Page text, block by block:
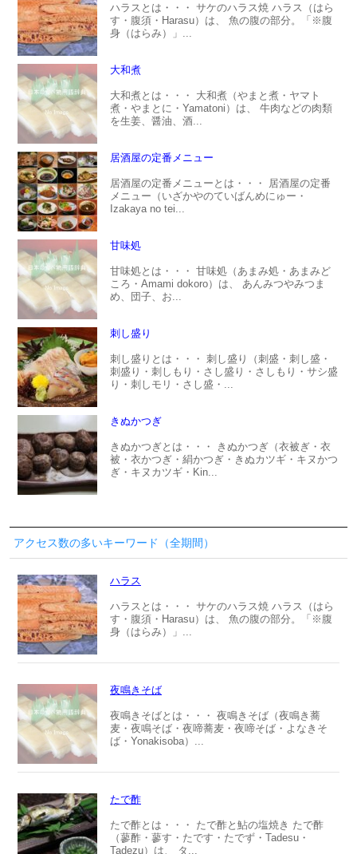
ハラスとは・・・ サケのハラス焼 ハラス（はら
す・腹須・Harasu）は、 魚の腹の部分。「※腹
身（はらみ）」...
大和煮
大和煮とは・・・ 大和煮（やまと煮・ヤマト
煮・やまとに・Yamatoni）は、 牛肉などの肉類
を生姜、醤油、酒...
居酒屋の定番メニュー
居酒屋の定番メニューとは・・・ 居酒屋の定番
メニュー（いざかやのていばんめにゅー・
Izakaya no tei...
甘味処
甘味処とは・・・ 甘味処（あまみ処・あまみど
ころ・Amami dokoro）は、 あんみつやみつま
め、団子、お...
刺し盛り
刺し盛りとは・・・ 刺し盛り（刺盛・刺し盛・
刺盛り・刺しもり・さし盛り・さしもり・サシ盛
り・刺しモリ・さし盛・...
きぬかつぎ
きぬかつぎとは・・・ きぬかつぎ（衣被ぎ・衣
被・衣かつぎ・絹かつぎ・きぬカツギ・キヌかつ
ぎ・キヌカツギ・Kin...
アクセス数の多いキーワード（全期間）
ハラス
ハラスとは・・・ サケのハラス焼 ハラス（はら
す・腹須・Harasu）は、 魚の腹の部分。「※腹
身（はらみ）」...
夜鳴きそば
夜鳴きそばとは・・・ 夜鳴きそば（夜鳴き蕎
麦・夜鳴そば・夜啼蕎麦・夜啼そば・よなきそ
ば・Yonakisoba）...
たで酢
たで酢とは・・・ たで酢と鮎の塩焼き たで酢
（蓼酢・蓼す・たです・たでず・Tadesu・
Tadezu）は、 タ...